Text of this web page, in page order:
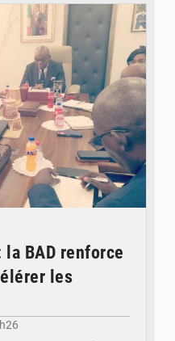
BAD renforce
les